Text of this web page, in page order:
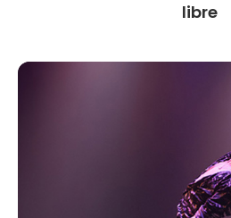
libre